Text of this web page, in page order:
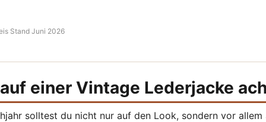
Stand Juni 2026
einer Vintage Lederjacke
solltest du nicht nur auf den Look, sondern vor allem